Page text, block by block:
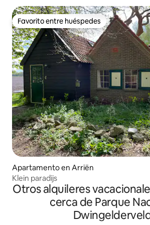
Favorito entre huéspedes
Favorito entre huéspedes
Apartamento en Arriën
Klein paradijs
Otros alquileres
cerca de Parque